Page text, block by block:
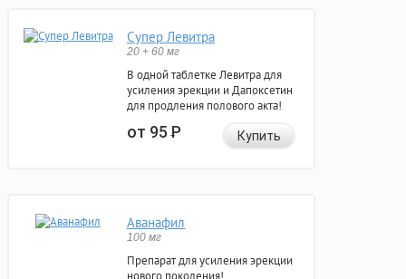
Супер Левитра
20 + 60 мг
В одной таблетке Левитра для
усиления эрекции и Дапоксетин
для продления полового акта!
от 95Р Купить
Аванафил
100 мг
Препарат для усиления эрекции